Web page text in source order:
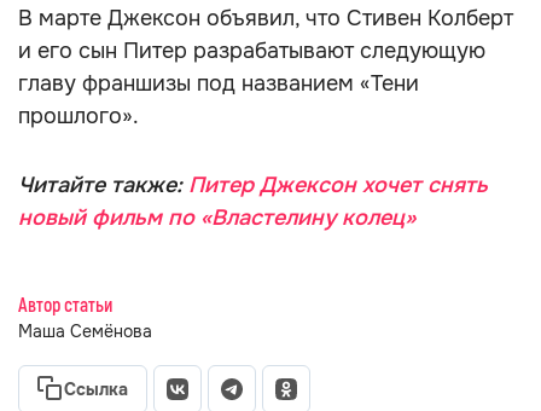
В марте Джексон объявил, что Стивен Колберт
и его сын Питер разрабатывают следующую
главу франшизы под названием «Тени
прошлого».
Читайте также: Питер Джексон хочет снять
новый фильм по «Властелину колец»
Автор статьи
Маша Семёнова
Ссылка